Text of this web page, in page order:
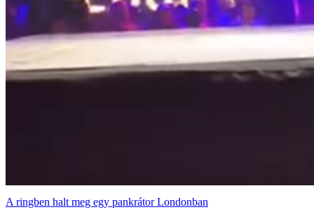
A ringben halt meg egy pankrátor Londonban